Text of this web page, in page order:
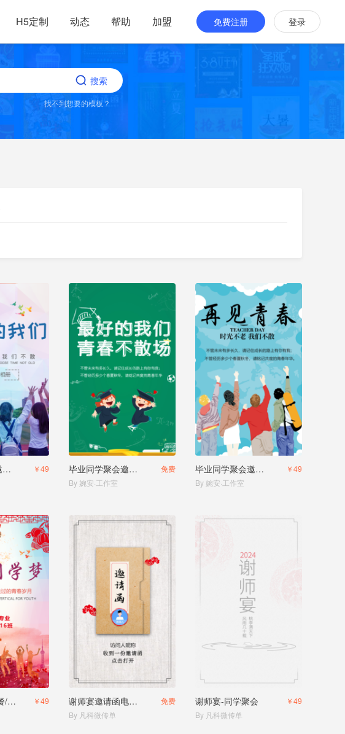
H5定制 动态 帮助 加盟 免费注册 登录
搜索
找不到想要的模板？
毕业同学聚会邀请函
￥49
毕业同学聚会邀请函
免费
By 婉安·工作室
毕业同学聚会邀请函朋友相册
￥49
By 婉安·工作室
同学会聚会/聚餐/邀请函电子邀请函
￥49
谢师宴邀请函电子邀请函
免费
By 凡科微传单
谢师宴-同学聚会
￥49
By 凡科微传单